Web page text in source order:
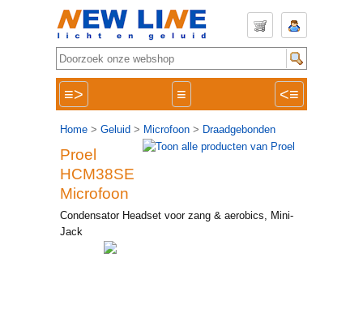
≡> ≡ <≡
Home > Geluid > Microfoon > Draadgebonden
Proel
HCM38SE
Microfoon
Condensator Headset voor zang & aerobics, Mini-
Jack